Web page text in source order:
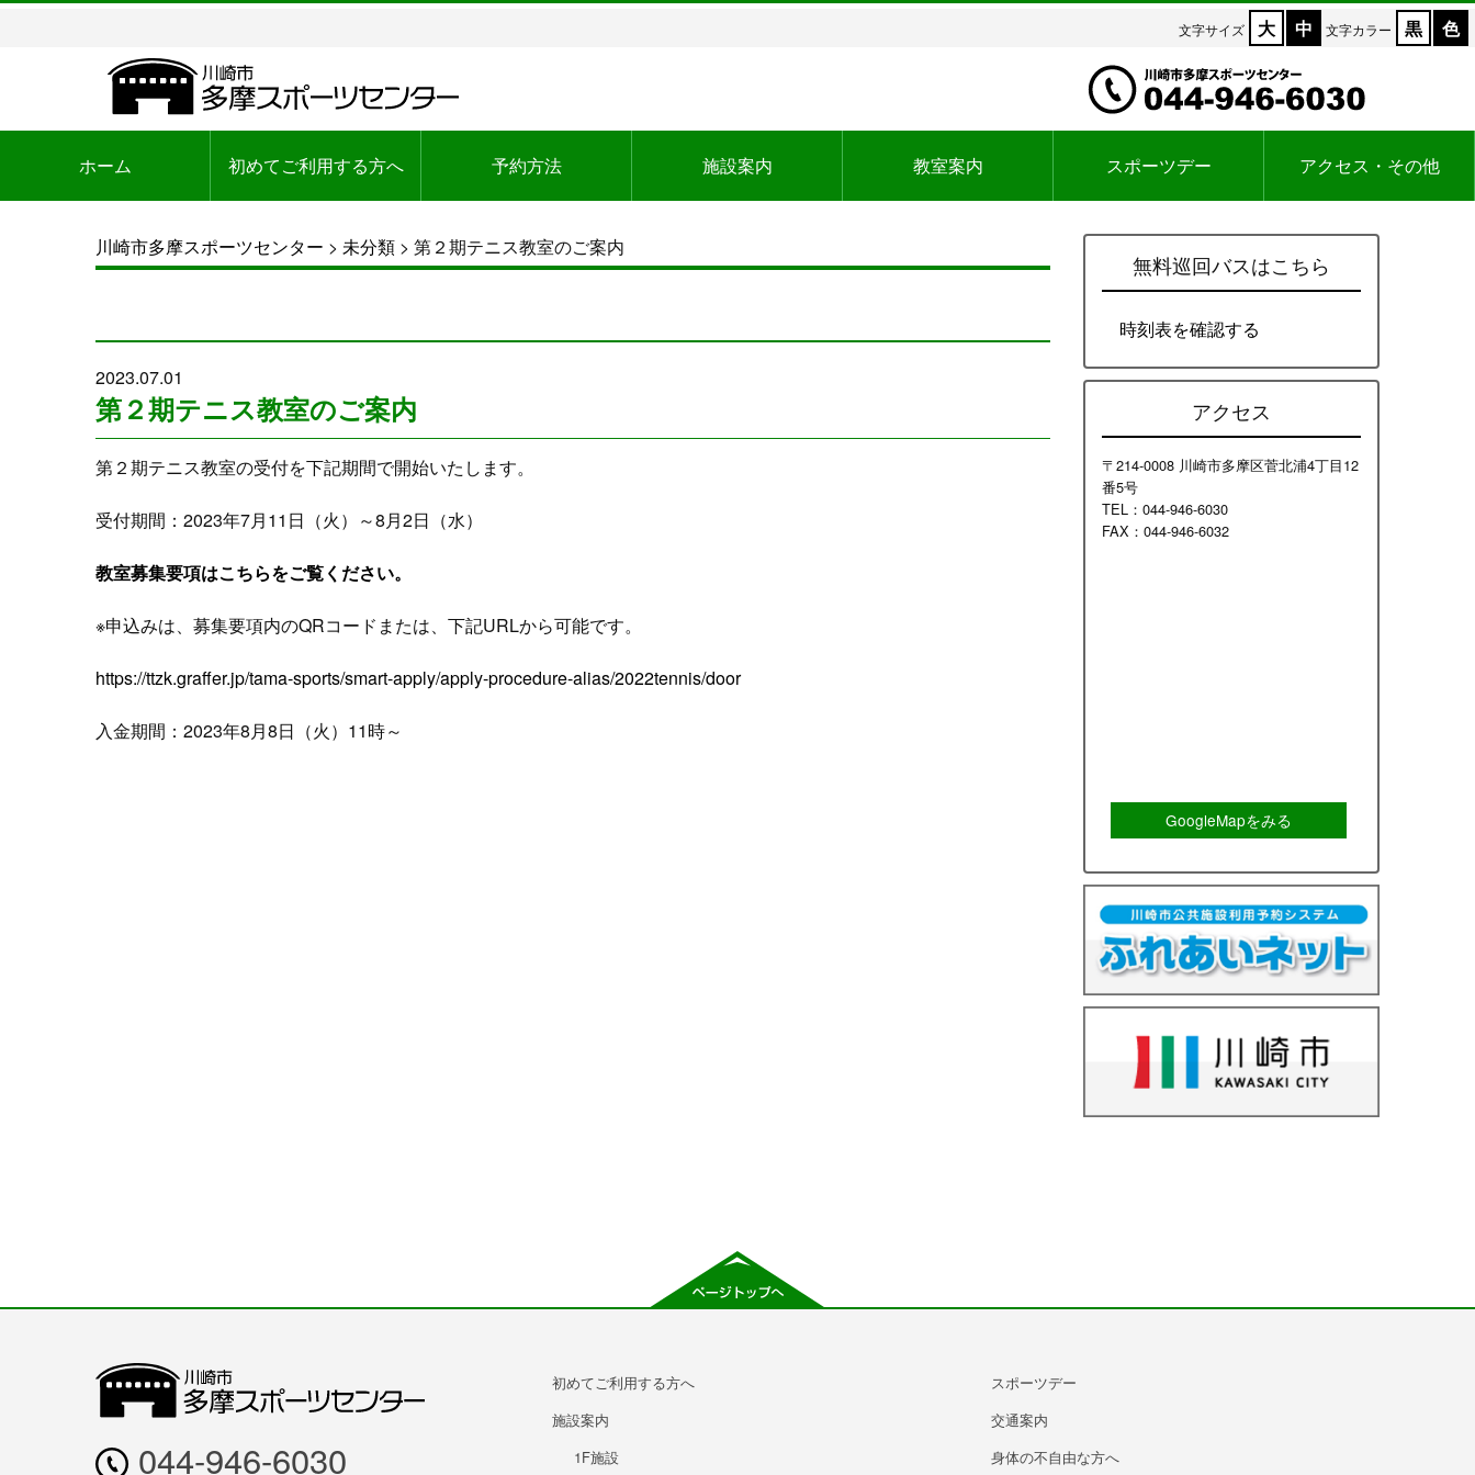
文字サイズ 大 中 文字カラー 黒 色
ホーム 初めてご利用する方へ 予約方法 施設案内 教室案内 スポーツデー アクセス・その他
川崎市多摩スポーツセンター > 未分類 > 第２期テニス教室のご案内
2023.07.01
第２期テニス教室のご案内
第２期テニス教室の受付を下記期間で開始いたします。
受付期間：2023年7月11日（火）～8月2日（水）
教室募集要項はこちらをご覧ください。
※申込みは、募集要項内のQRコードまたは、下記URLから可能です。
https://ttzk.graffer.jp/tama-sports/smart-apply/apply-procedure-alias/2022tennis/door
入金期間：2023年8月8日（火）11時～
無料巡回バスはこちら
時刻表を確認する
アクセス
〒214-0008 川崎市多摩区菅北浦4丁目12
番5号
TEL：044-946-6030
FAX：044-946-6032
GoogleMapをみる
044-946-6030
初めてご利用する方へ
施設案内
1F施設
スポーツデー
交通案内
身体の不自由な方へ